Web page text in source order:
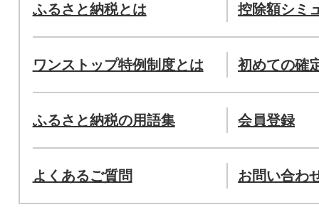
ふるさと納税とは 控除額シミ
ワンストップ特例制度とは 初めての確
ふるさと納税の用語集 会員登録
よくあるご質問 お問い合わ